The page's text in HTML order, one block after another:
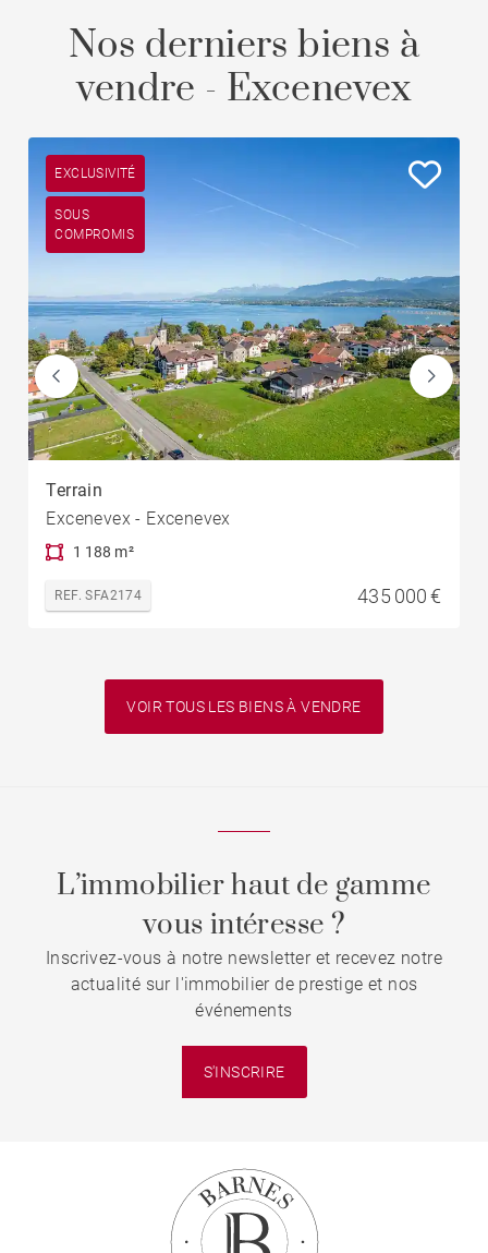
Nos derniers biens à
vendre - Excenevex
EXCLUSIVITÉ
SOUS
COMPROMIS
Terrain
Excenevex - Excenevex
1 188 m²
REF. SFA2174 435 000 €
VOIR TOUS LES BIENS À VENDRE
L’immobilier haut de gamme
vous intéresse ?
Inscrivez-vous à notre newsletter et recevez notre
actualité sur l'immobilier de prestige et nos
événements
S'INSCRIRE